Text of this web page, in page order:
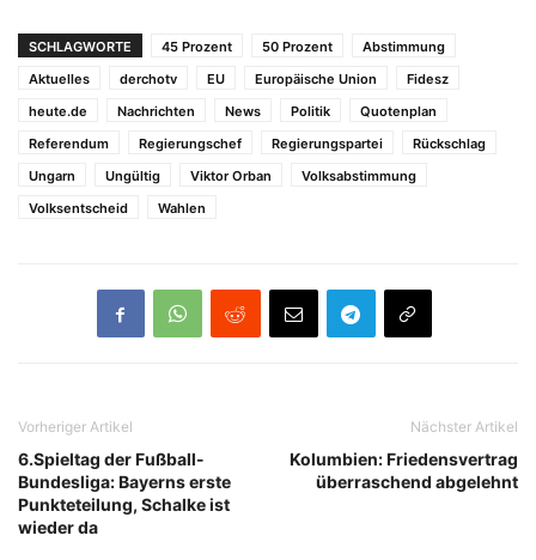
SCHLAGWORTE 45 Prozent 50 Prozent
Abstimmung
Aktuelles
derchotv EU Europäische Union
Fidesz
heute.de
Nachrichten News Politik
Quotenplan
Referendum
Regierungschef Regierungspartei
Rückschlag
Ungarn
Ungültig Viktor Orban
Volksabstimmung
Volksentscheid
Wahlen
Vorheriger Artikel
6.Spieltag der Fußball-
Bundesliga: Bayerns erste
Punkteteilung, Schalke ist
wieder da
Nächster Artikel
Kolumbien: Friedensvertrag
überraschend abgelehnt